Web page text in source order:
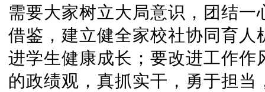
需要大家树立大局意识，团结
借鉴，建立健全家校社协同育
进学生健康成长；要改进工作
的政绩观，真抓实干，勇于担